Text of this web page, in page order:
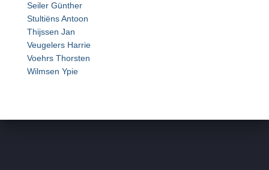
Seiler Günther
Stultiëns Antoon
Thijssen Jan
Veugelers Harrie
Voehrs Thorsten
Wilmsen Ypie